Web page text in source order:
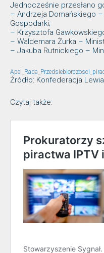
Jednocześnie przesłano
– Andrzeja Domańskiego
Gospodarki;
– Krzysztofa
– Waldemara Żurka –
– Jakuba Rutnickiego –
Źródło: Konfederacja
Czytaj także: